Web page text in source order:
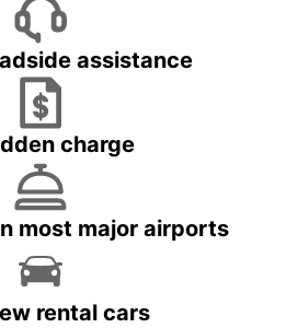
assistance
charge
most major airports
rental cars